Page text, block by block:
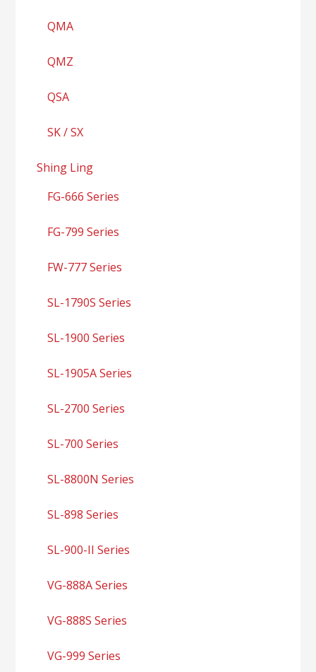
QMA
QMZ
QSA
SK / SX
Shing Ling
FG-666 Series
FG-799 Series
FW-777 Series
SL-1790S Series
SL-1900 Series
SL-1905A Series
SL-2700 Series
SL-700 Series
SL-8800N Series
SL-898 Series
SL-900-II Series
VG-888A Series
VG-888S Series
VG-999 Series